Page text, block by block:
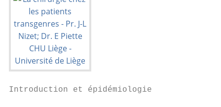
Introduction et épidémiologie